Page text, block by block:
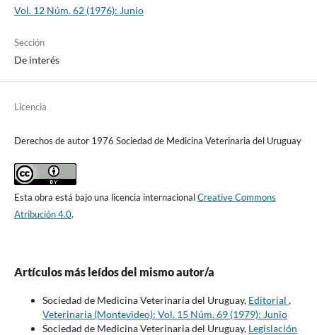
Vol. 12 Núm. 62 (1976): Junio
Sección
De interés
Licencia
Derechos de autor 1976 Sociedad de Medicina Veterinaria del Uruguay
Esta obra está bajo una licencia internacionalCreative Commons
Atribución 4.0.
Artículos más leídos del mismo autor/a
Sociedad de Medicina Veterinaria del Uruguay, Editorial ,
Veterinaria (Montevideo): Vol. 15 Núm. 69 (1979): Junio
Sociedad de Medicina Veterinaria del Uruguay, Legislación